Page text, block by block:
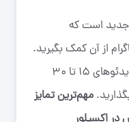
جدید است که
از آن کمک بگیرید.
با استفاده از این ویژگی می‌توانید ویدئو‌های ۱۵ تا ۳۰
مهم‌ترین تمایز